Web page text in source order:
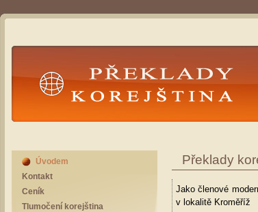
Překlady Korejština
Překlady
Jako členové
v lokalitě Kroměříž
Úvodem
Kontakt
Ceník
Tlumočení korejština